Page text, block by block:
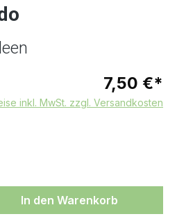
7,50 €*
inkl. MwSt. zzgl. Versandkosten
Gib den
In den Warenkorb